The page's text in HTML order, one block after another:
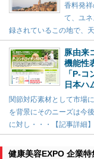
香料発
て、ユ
録されているこの地で、
豚由来
機能性
「P-コ
日本ハ
関節対応素材として市場
を背景にそのニーズは今
に対し・・・【記事詳細】
健康美容EXPO 企業特